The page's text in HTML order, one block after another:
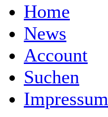
Home
News
Account
Suchen
Impressum